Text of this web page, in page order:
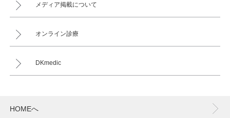
メディア掲載について
オンライン診療
DKmedic
HOMEへ